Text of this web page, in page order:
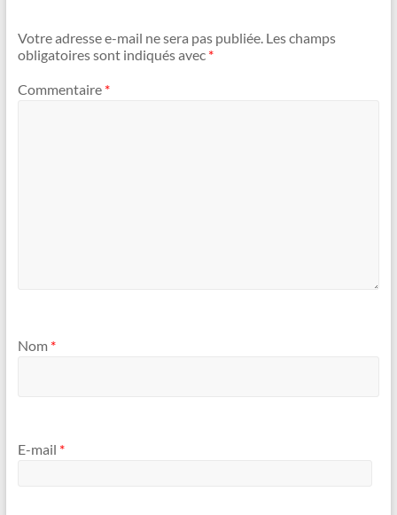
k p
k
Votre adresse e-mail ne sera pas publiée. Les champs
obligatoires sont indiqués avec *
Commentaire *
Nom *
E-mail *